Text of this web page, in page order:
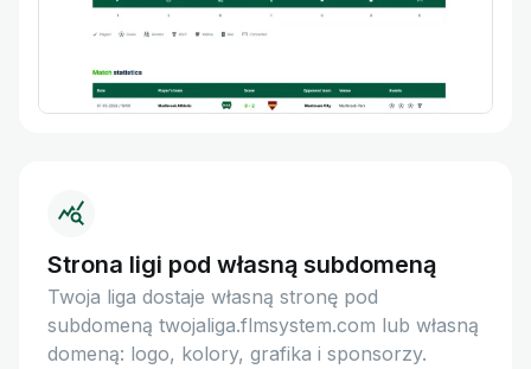
Strona ligi pod własną subdomeną
Twoja liga dostaje własną stronę pod
subdomeną twojaliga.flmsystem.com lub własną
domeną: logo, kolory, grafika i sponsorzy.